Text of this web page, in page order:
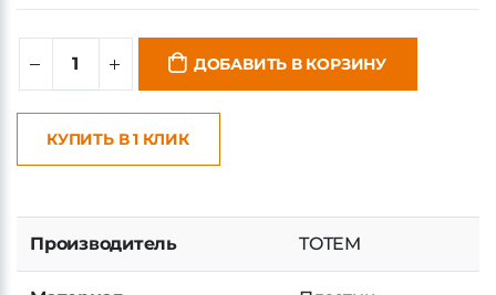
ДОБАВИТЬ В КОРЗИНУ
КУПИТЬ В 1 КЛИК
Производитель TOTEM